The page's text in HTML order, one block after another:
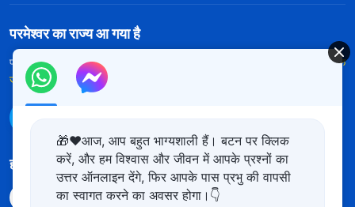
परमेश्वर का राज्य आ गया है
परमेश्वर का राज्य पृथ्वी पर आ गया है! क्या आप इसमें प्रवेश करना चाहते हैं?
और अधिक
जानें
हमारा अनुसरण करें
🎁❤️आज, आप बहुत भाग्यशाली हैं। बटन पर क्लिक
करें, और हम विश्वास और जीवन में आपके प्रश्नों का
उत्तर ऑनलाइन देंगे, फिर आपके पास प्रभु की वापसी
का स्वागत करने का अवसर होगा।👇